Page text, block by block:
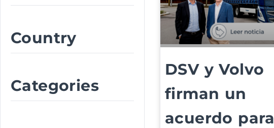
Country
Categories
DSV y Volvo
firman un
acuerdo para